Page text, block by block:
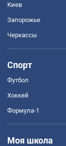
Киев
Запорожье
Черкассы
Спорт
Футбол
Хоккей
Формула-1
Моя школа